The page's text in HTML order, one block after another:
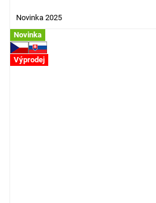
Novinka 2025
Novinka
Výprodej